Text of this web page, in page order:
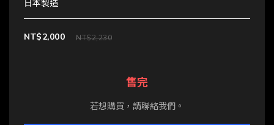
日本製造
NT$2,230
NT$2,000
售完
若想購買，請聯絡我們。